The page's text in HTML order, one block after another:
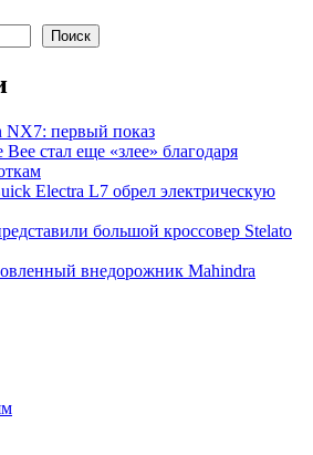
Поиск
NX7: первый показ
стал еще «злее» благодаря
Electra L7 обрел электрическую
большой кроссовер Stelato
внедорожник Mahindra